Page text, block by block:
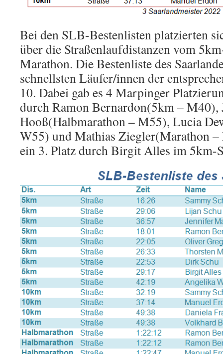
Bei den SLB-Bestenlisten platzierten
über die Straßenlaufdistanzen vom
Marathon. Die Bestenliste des
schnellsten Läufer/innen der
10. Dabei gab es 4 Marpinger
durch Ramon Bernardon(5km – M40),
Hooß(Halbmarathon – M55), Lucia
W55) und Mathias Ziegler(Marathon
ein 3. Platz durch Birgit Alles im 5km-